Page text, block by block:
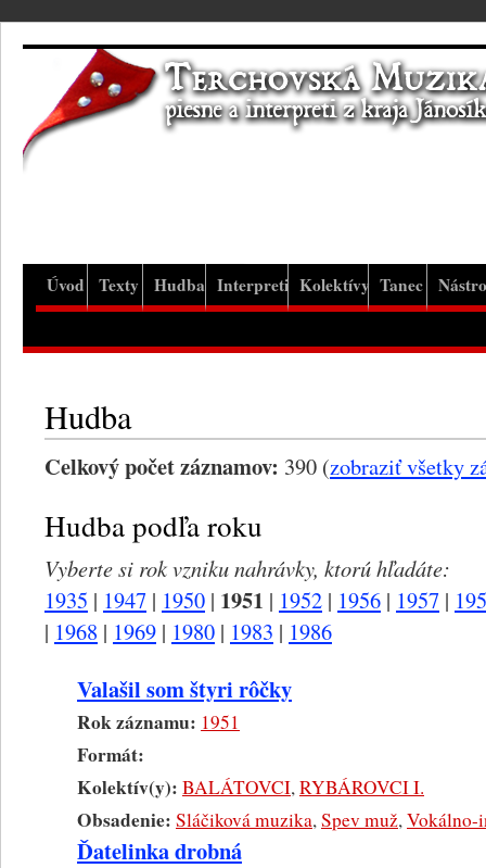
Úvod Texty Hudba Interpreti Kolektívy Tanec
Hudba
Celkový počet záznamov: 390 (zobraziť všetky
Hudba podľa roku
Vyberte si rok vzniku nahrávky, ktorú hľadáte:
1935 | 1947 | 1950 | 1951 | 1952 | 1956 | 1957 |
| 1968 | 1969 | 1980 | 1983 | 1986
Valašil som štyri rôčky
Rok záznamu: 1951
Formát:
Kolektív(y): BALÁTOVCI,RYBÁROVCI I.
Obsadenie: Sláčiková muzika,Spev muž,Vokálno-
Ďatelinka drobná